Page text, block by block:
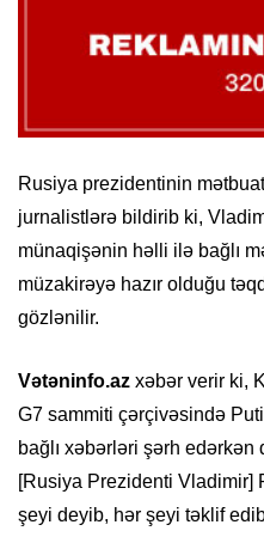
Rusiya prezidentinin
jurnalistlərə bildirib ki,
münaqişənin həlli ilə bağlı
müzakirəyə hazır olduğu
gözlənilir.
Vətəninfo.az xəbər verir ki,
G7 sammiti çərçivəsində
bağlı xəbərləri şərh edərkən
[Rusiya Prezidenti Vladimir]
şeyi deyib, hər şeyi təklif